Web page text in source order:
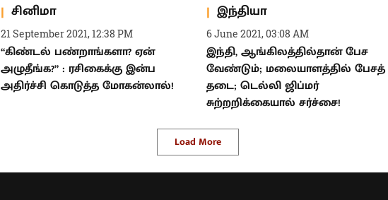
சினிமா
21 September 2021, 12:38 PM
“கிண்டல் பண்றாங்களா? ஏன்
அழுதீங்க?” : ரசிகைக்கு இன்ப
அதிர்ச்சி கொடுத்த மோகன்லால்!
இந்தியா
6 June 2021, 03:08 AM
இந்தி, ஆங்கிலத்தில்தான் பேச
வேண்டும்; மலையாளத்தில் பேசத்
தடை; டெல்லி ஜிப்மர்
சுற்றறிக்கையால் சர்ச்சை!
Load More